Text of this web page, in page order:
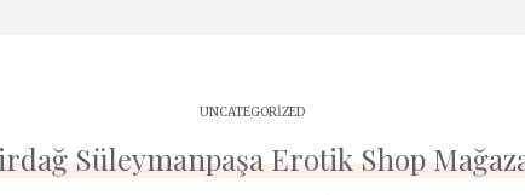
UNCATEGORIZED
Süleymanpaşa Erotik Shop